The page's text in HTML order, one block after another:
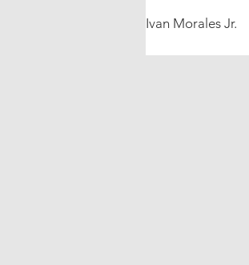
Ivan Morales Jr.